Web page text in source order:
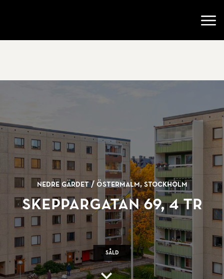
Nedre Gärdet /Östermalm, Stockholm
Skeppargatan 69, 4 tr
Såld